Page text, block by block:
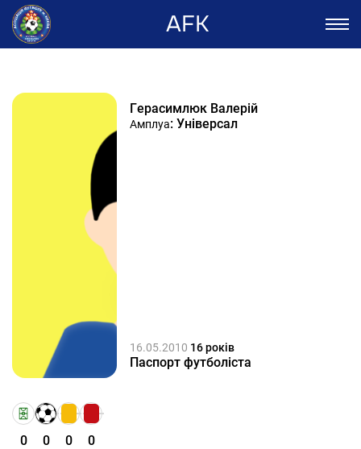
AFK
Герасимлюк Валерій
Амплуа: Універсал
16.05.2010 16 років
Паспорт футболіста
0 0 0 0